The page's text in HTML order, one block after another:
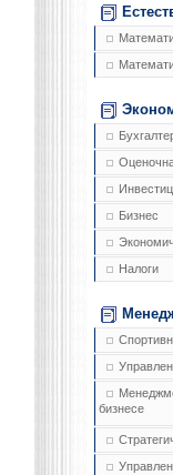
Бизнес
Налоги
бизнесе